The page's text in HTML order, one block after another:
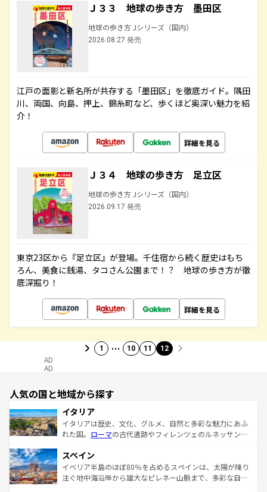
Ｊ３３ 地球の歩き方 墨田区
地球の歩き方 Jシリーズ（国内）
2026.08.27 発売
江戸の面影と新名所が共存する「墨田区」を徹底ガイド。隅田
川、両国、向島、押上、錦糸町など、歩くほど奥深い魅力を紹
介！
詳細を見る
Ｊ３４ 地球の歩き方 足立区
地球の歩き方 Jシリーズ（国内）
2026.09.17 発売
東京23区から『足立区』が登場。千住宿から続く歴史はもち
ろん、美食に銭湯、タコさん公園まで！？ 地球の歩き方が徹
底深掘り！
詳細を見る
1 … 10 11 12
AD
AD
人気の国と地域から探す
イタリア
イタリアは歴史、文化、グルメ、自然と多彩な魅力にあふ
れた国。 ローマの古代遺跡やフィレンツェのルネッサンス
ろん、トスカーナの美しい田園風景やアマルフィ海岸の絶
景など、自然景観も見逃せない。観光の合間には、本場の
ピザやパスタなど、絶品のイタリア料理を堪能することも
スペイン
イベリア半島のほぼ80％を占めるスペインは、太陽が降り
注ぐ地中海沿岸から雄大なピレネー山脈まで、多彩な自然